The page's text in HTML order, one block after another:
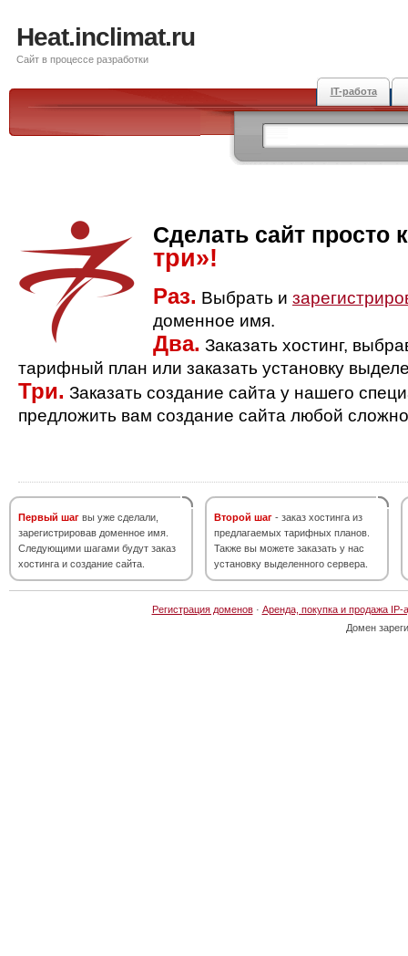
Heat.inclimat.ru
Сайт в процессе разработки
IT-работа
Сделать сайт просто
три»!
Раз. Выбрать и
доменное имя.
Два. Заказать хостинг,
тарифный план или заказать установку
Три. Заказать создание сайта у нашего
предложить вам создание сайта любой
Первый шаг вы уже сделали,
зарегистрировав доменное имя.
Следующими шагами будут заказ
хостинга и создание сайта.
Второй шаг - заказ хостинга из
предлагаемых тарифных планов.
Также вы можете заказать у нас
установку выделенного сервера.
Регистрация доменов· Аренда, покупка и продажа IP-
Домен